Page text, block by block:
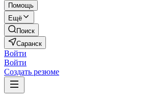
Помощь
Ещё
Поиск
Саранск
Войти
Войти
Создать резюме